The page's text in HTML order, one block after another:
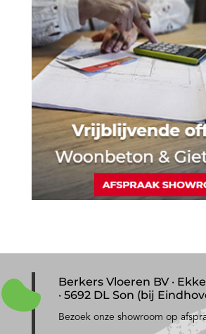
Berkers Vloeren BV ·
· 5692 DL Son (bij
Bezoek onze showroom op